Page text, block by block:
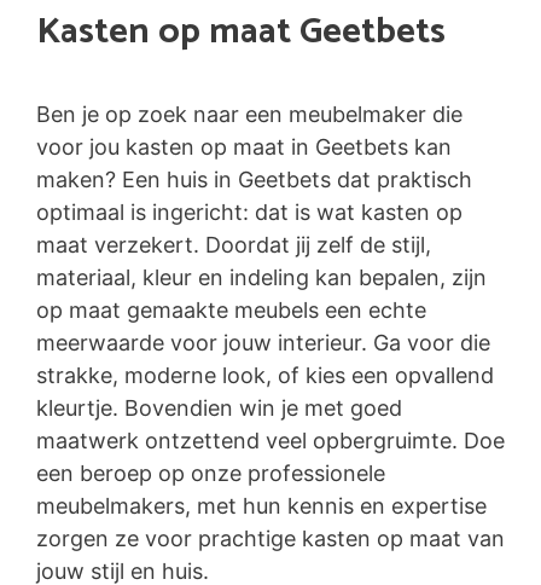
Kasten op maat Geetbets
Ben je op zoek naar een meubelmaker die
voor jou kasten op maat in Geetbets kan
maken? Een huis in Geetbets dat praktisch
optimaal is ingericht: dat is wat kasten op
maat verzekert. Doordat jij zelf de stijl,
materiaal, kleur en indeling kan bepalen, zijn
op maat gemaakte meubels een echte
meerwaarde voor jouw interieur. Ga voor die
strakke, moderne look, of kies een opvallend
kleurtje. Bovendien win je met goed
maatwerk ontzettend veel opbergruimte. Doe
een beroep op onze professionele
meubelmakers, met hun kennis en expertise
zorgen ze voor prachtige kasten op maat van
jouw stijl en huis.